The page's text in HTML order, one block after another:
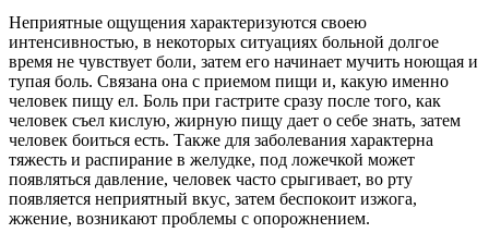
Неприятные ощущения характеризуются своею
интенсивностью, в некоторых ситуациях больной долгое
время не чувствует боли, затем его начинает мучить ноющая и
тупая боль. Связана она с приемом пищи и, какую именно
человек пищу ел. Боль при гастрите сразу после того, как
человек съел кислую, жирную пищу дает о себе знать, затем
человек боиться есть. Также для заболевания характерна
тяжесть и распирание в желудке, под ложечкой может
появляться давление, человек часто срыгивает, во рту
появляется неприятный вкус, затем беспокоит изжога,
жжение, возникают проблемы с опорожнением.